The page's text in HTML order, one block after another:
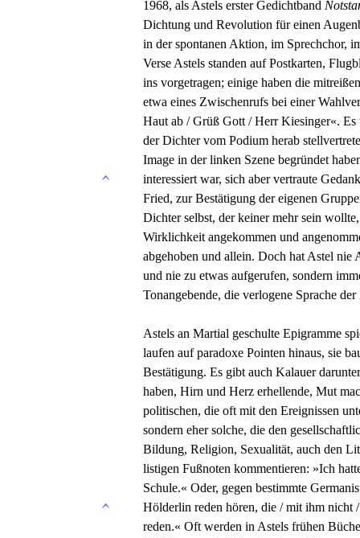
1968, als Astels erster Gedichtband
Dichtung und Revolution für einen
in der spontanen Aktion, im Sprechchor,
Verse Astels standen auf Postkarten,
ins vorgetragen; einige haben die
etwa eines Zwischenrufs bei einer
Haut ab / Grüß Gott / Herr Kiesinger«. Es
der Dichter vom Podium herab
Image in der linken Szene begründet
interessiert war, sich aber vertraute
Fried, zur Bestätigung der eigenen
Dichter selbst, der keiner mehr sein
Wirklichkeit angekommen und
abgehoben und allein. Doch hat Astel
und nie zu etwas aufgerufen, sondern
Tonangebende, die verlogene Sprache
Astels an Martial geschulte Epigramme
laufen auf paradoxe Pointen hinaus, sie
Bestätigung. Es gibt auch Kalauer
haben, Hirn und Herz erhellende, Mut
politischen, die oft mit den Ereignissen
sondern eher solche, die den
Bildung, Religion, Sexualität, auch den
listigen Fußnoten kommentieren: »Ich
Schule.« Oder, gegen bestimmte
Hölderlin reden hören, die / mit ihm nicht
reden.« Oft werden in Astels frühen